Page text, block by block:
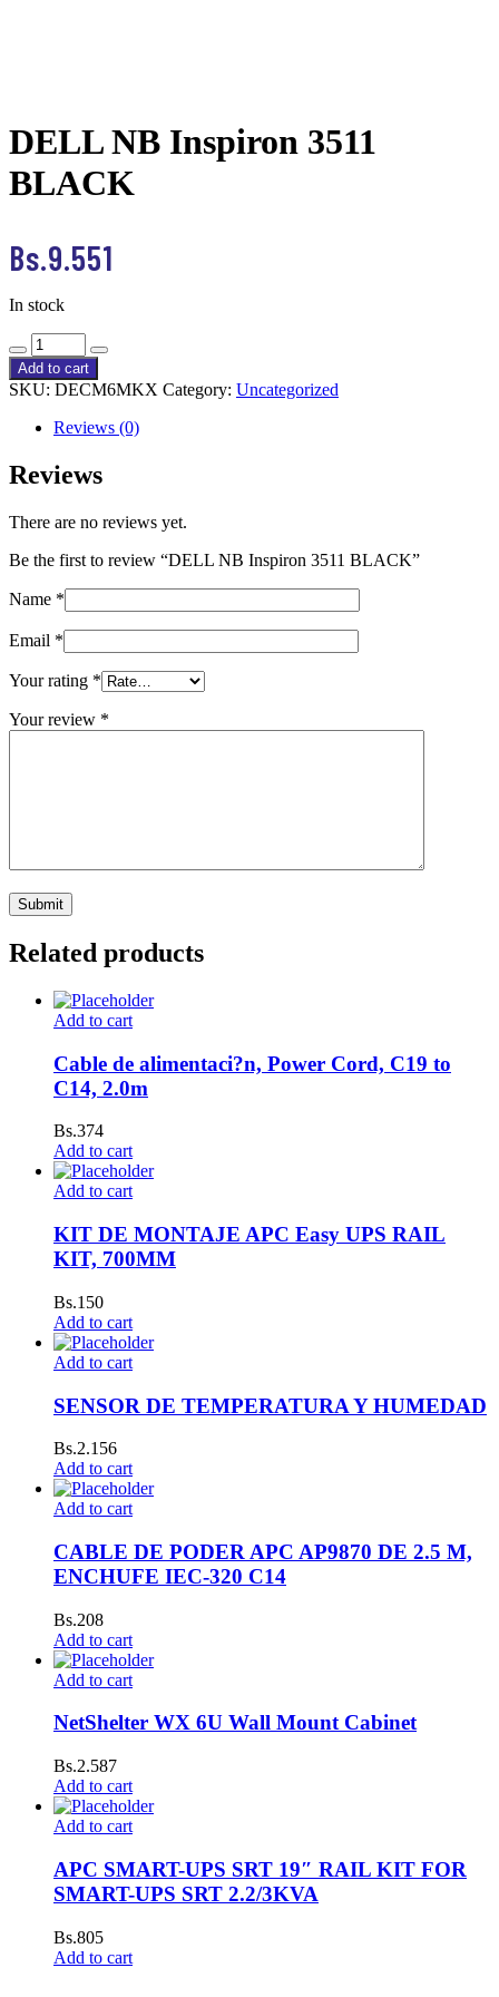
DELL NB Inspiron 3511
BLACK
Bs.9.551
In stock
DELL
NB
Inspiron
3511
BLACK
quantity
Add to cart
SKU: DECM6MKX Category: Uncategorized
Reviews (0)
Reviews
There are no reviews yet.
Be the first to review “DELL NB Inspiron 3511 BLACK”
Name *
Email *
Your rating *
Your review *
Related products
Add to cart
Cable de alimentaci?n, Power Cord, C19 to
C14, 2.0m
Bs.374
Add to cart
Add to cart
KIT DE MONTAJE APC Easy UPS RAIL
KIT, 700MM
Bs.150
Add to cart
Add to cart
SENSOR DE TEMPERATURA Y HUMEDAD
Bs.2.156
Add to cart
Add to cart
CABLE DE PODER APC AP9870 DE 2.5 M,
ENCHUFE IEC-320 C14
Bs.208
Add to cart
Add to cart
NetShelter WX 6U Wall Mount Cabinet
Bs.2.587
Add to cart
Add to cart
APC SMART-UPS SRT 19″ RAIL KIT FOR
SMART-UPS SRT 2.2/3KVA
Bs.805
Add to cart